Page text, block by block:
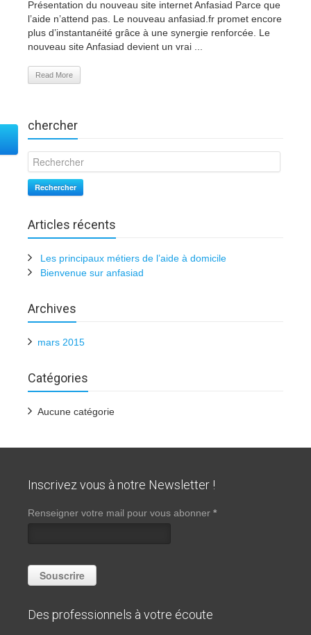
Présentation du nouveau site internet Anfasiad Parce que
l’aide n’attend pas. Le nouveau anfasiad.fr promet encore
plus d’instantanéité grâce à une synergie renforcée. Le
nouveau site Anfasiad devient un vrai ...
Read More
chercher
Rechercher
Articles récents
Les principaux métiers de l’aide à domicile
Bienvenue sur anfasiad
Archives
mars 2015
Catégories
Aucune catégorie
Inscrivez vous à notre Newsletter !
Renseigner votre mail pour vous abonner *
Des professionnels à votre écoute